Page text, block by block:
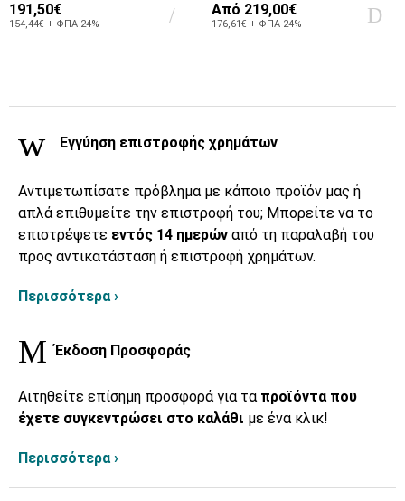
191,50€
154,44€ + ΦΠΑ 24%
Από 219,00€
176,61€ + ΦΠΑ 24%
Εγγύηση επιστροφής χρημάτων
Αντιμετωπίσατε πρόβλημα με κάποιο προϊόν μας ή
απλά επιθυμείτε την επιστροφή του; Μπορείτε να το
επιστρέψετε εντός 14 ημερών από τη παραλαβή του
προς αντικατάσταση ή επιστροφή χρημάτων.
Περισσότερα ›
Έκδοση Προσφοράς
Αιτηθείτε επίσημη προσφορά για τα προϊόντα που
έχετε συγκεντρώσει στο καλάθι με ένα κλικ!
Περισσότερα ›